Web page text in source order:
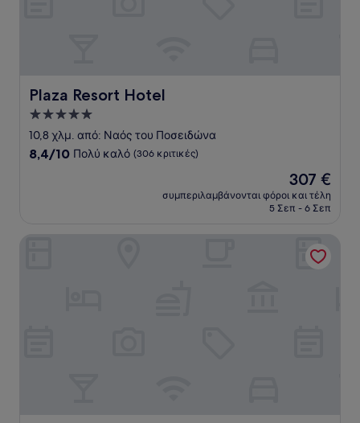
Plaza Resort Hotel
Plaza Resort Hotel
Κατάλυμα
με
5.0
10,8 χλμ. από: Ναός του Ποσειδώνα
8.4
κριτικές)
8,4/10 Πολύ καλό (306 κριτικές)
Η
τιμή
είναι
307 €
συμπεριλαμβάνονται φόροι και τέλη
5 Σεπ - 6 Σεπ
NLH MATI Seafront - Neighborhood Lifestyle Hotels